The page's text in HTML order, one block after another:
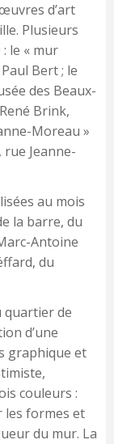
d’art
Plusieurs
le « mur
Bert ; le
des Beaux-
Brink,
Moreau »
Jeanne-
au mois
la barre, du
Antoine
du
quartier de
d’une
graphique et
couleurs :
les formes et
du mur. La